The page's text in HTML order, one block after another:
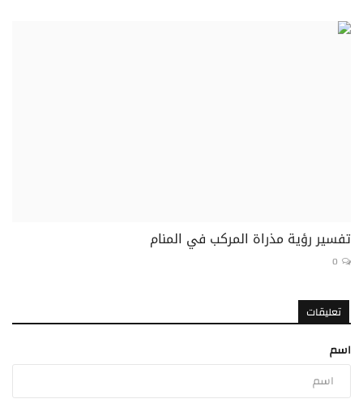
تفسير رؤية مذراة المركب في المنام
0
تعليقات
اسم